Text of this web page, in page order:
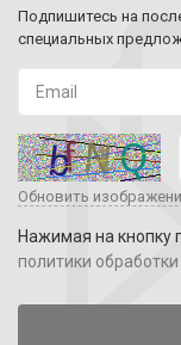
Подпишитесь на
специальных
Обновить
Нажимая на кнопку
политики